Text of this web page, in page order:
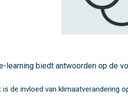
learning biedt antwoorden op de
is de invloed van klimaatverandering